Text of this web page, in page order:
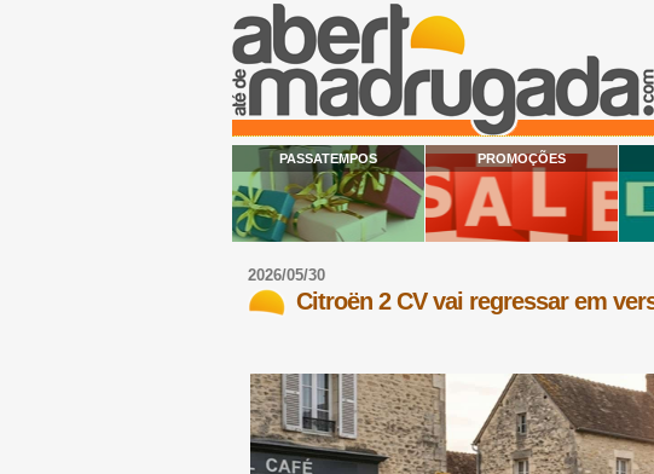
PASSATEMPOS PROMOÇÕES
2026/05/30
Citroën 2 CV vai regressar em